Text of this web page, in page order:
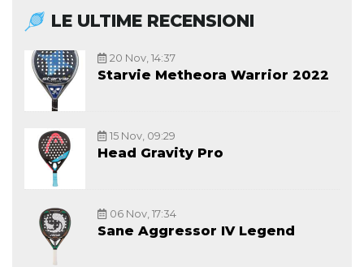
LE ULTIME RECENSIONI
20 Nov, 14:37
Starvie Metheora Warrior 2022
15 Nov, 09:29
Head Gravity Pro
06 Nov, 17:34
Sane Aggressor IV Legend